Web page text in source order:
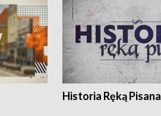
Historia Ręką Pisana